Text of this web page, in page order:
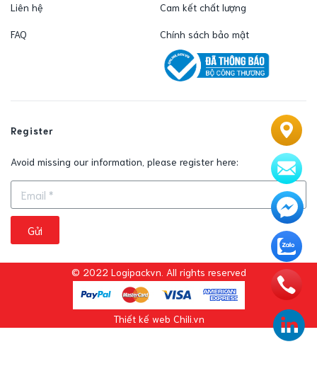
Liên hệ
FAQ
Cam kết chất lượng
Chính sách bảo mật
Register
Avoid missing our information, please register here:
Gửi
© 2022 Logipackvn. All rights reserved
Thiết kế web Chili.vn